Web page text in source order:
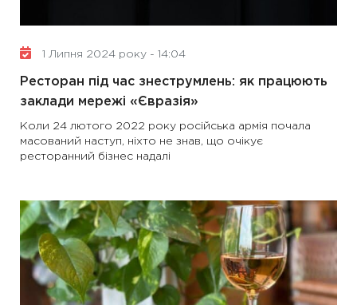
1 Липня 2024 року - 14:04
Ресторан під час знеструмлень: як працюють
заклади мережі «Євразія»
Коли 24 лютого 2022 року російська армія почала
масований наступ, ніхто не знав, що очікує
ресторанний бізнес надалі